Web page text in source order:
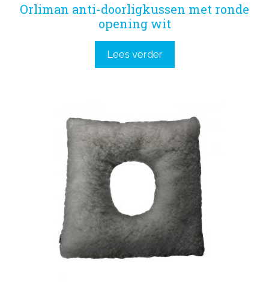
Orliman anti-doorligkussen met ronde
opening wit
Lees verder